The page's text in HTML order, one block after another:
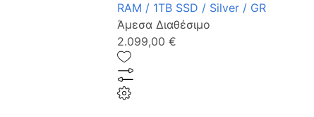
RAM / 1TB SSD / Silver / GR
Άμεσα Διαθέσιμο
2.099,00 €